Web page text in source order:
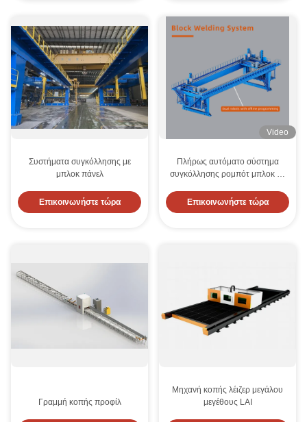
Συστήματα συγκόλλησης με
μπλοκ πάνελ
Επικοινωνήστε τώρα
Video
Πλήρως αυτόματο σύστημα
συγκόλλησης ρομπότ μπλοκ με
εμποδίων και συγχρονισμό
πολλαπλών ρομπότ για
Επικοινωνήστε τώρα
Γραμμή κοπής προφίλ
Μηχανή κοπής λέιζερ μεγάλου
μεγέθους LAI